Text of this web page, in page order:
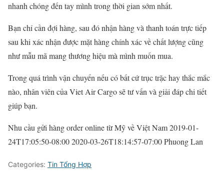
nhanh chóng đến tay mình trong thời gian sớm nhất.
Bạn chỉ cần đợi hàng, sau đó nhận hàng và thanh toán trực tiếp
sau khi xác nhận được mặt hàng chính xác về chất lượng cũng
như mẫu mã mang thương hiệu mà mình muốn mua.
Trong quá trình vận chuyển nếu có bất cứ trục trặc hay thắc mắc
nào, nhân viên của Viet Air Cargo sẽ tư vấn và giải đáp chi tiết
giúp bạn.
Nhu cầu gửi hàng order online từ Mỹ về Việt Nam2019-01-
24T17:05:50-08:002020-03-26T18:14:57-07:00Phuong Lan
Categories: Tin Tổng Hợp